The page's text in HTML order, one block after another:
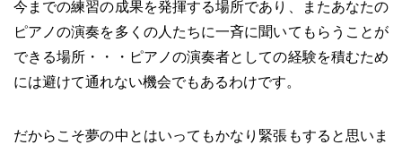
今までの練習の成果を発揮する場所であり、またあなたの
ピアノの演奏を多くの人たちに一斉に聞いてもらうことが
できる場所・・・ピアノの演奏者としての経験を積むため
には避けて通れない機会でもあるわけです。
だからこそ夢の中とはいってもかなり緊張もすると思いま